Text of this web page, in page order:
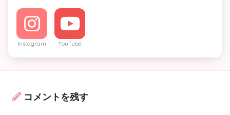
Instagram YouTube
コメントを残す